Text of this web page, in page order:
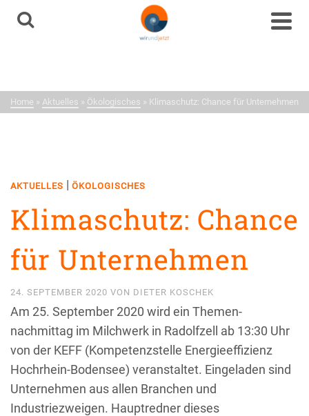
Neuigkeiten aus dem
Netzwerk
Home » Aktuelles » Ökologisches » Klimaschutz: Chance für Unternehmen
AKTUELLES | ÖKOLOGISCHES
Klimaschutz: Chance
für Unternehmen
24. SEPTEMBER 2020 VON DIETER KOSCHEK
Am 25. September2020 wird ein Themen-
nachmittag im Milchwerk in Radolfzell ab 13:30 Uhr
von der KEFF (Kompetenzstelle Energieeffizienz
Hochrhein-Bodensee) veranstaltet. Eingeladen sind
Unternehmen aus allen Branchen und
Industriezweigen. Hauptredner dieses